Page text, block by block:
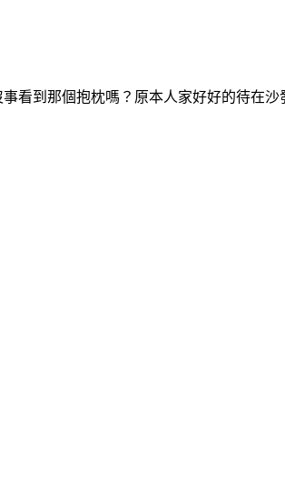
看到那個抱枕嗎？原本人家好好的待在